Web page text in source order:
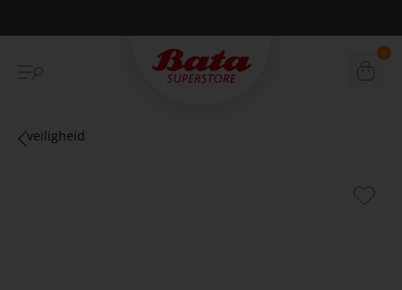
Betaal achteraf met Klarna 0
veiligheid